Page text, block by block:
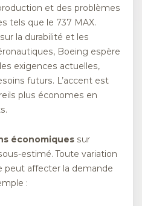
et des problèmes
tels que le 737 MAX.
la durabilité et les
Boeing espère
exigences actuelles,
futurs. L’accent est
plus économes en
économiques sur
estimé. Toute variation
peut affecter la demande
: